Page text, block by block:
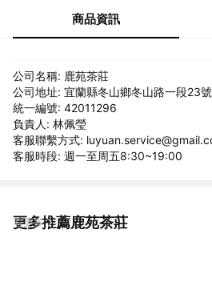
商品資訊
公司名稱: 鹿苑茶莊
公司地址: 宜蘭縣冬山鄉冬山路一段23號
統一編號: 42011296
負責人: 林佩瑩
客服聯繫方式:
客服時段: 週一至周五8:30~19:00
更多推薦鹿苑茶莊
看更多